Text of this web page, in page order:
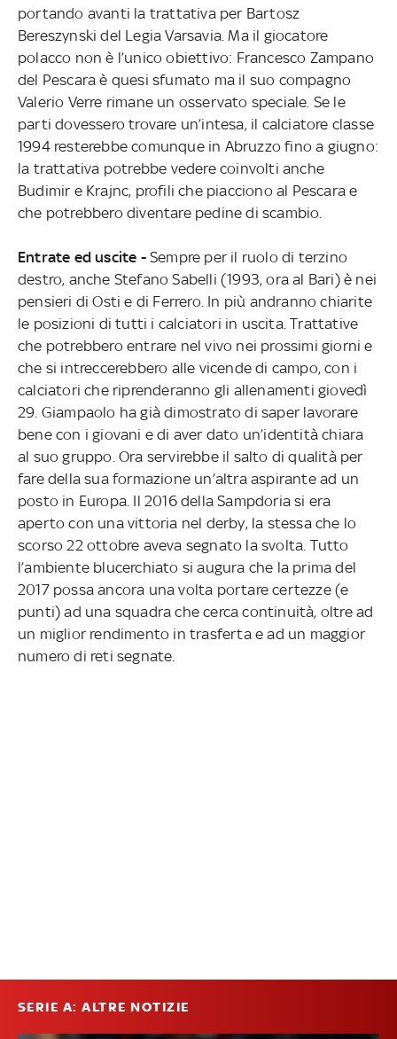
portando avanti la trattativa per Bartosz
Bereszynski del Legia Varsavia. Ma il giocatore
polacco non è l’unico obiettivo: Francesco Zampano
del Pescara è quesi sfumato ma il suo compagno
Valerio Verre rimane un osservato speciale. Se le
parti dovessero trovare un’intesa, il calciatore classe
1994 resterebbe comunque in Abruzzo fino a giugno:
la trattativa potrebbe vedere coinvolti anche
Budimir e Krajnc, profili che piacciono al Pescara e
che potrebbero diventare pedine di scambio.
Entrate ed uscite - Sempre per il ruolo di terzino
destro, anche Stefano Sabelli (1993, ora al Bari) è nei
pensieri di Osti e di Ferrero. In più andranno chiarite
le posizioni di tutti i calciatori in uscita. Trattative
che potrebbero entrare nel vivo nei prossimi giorni e
che si intreccerebbero alle vicende di campo, con i
calciatori che riprenderanno gli allenamenti giovedì
29. Giampaolo ha già dimostrato di saper lavorare
bene con i giovani e di aver dato un’identità chiara
al suo gruppo. Ora servirebbe il salto di qualità per
fare della sua formazione un’altra aspirante ad un
posto in Europa. Il 2016 della Sampdoria si era
aperto con una vittoria nel derby, la stessa che lo
scorso 22 ottobre aveva segnato la svolta. Tutto
l’ambiente blucerchiato si augura che la prima del
2017 possa ancora una volta portare certezze (e
punti) ad una squadra che cerca continuità, oltre ad
un miglior rendimento in trasferta e ad un maggior
numero di reti segnate.
SERIE A: ALTRE NOTIZIE